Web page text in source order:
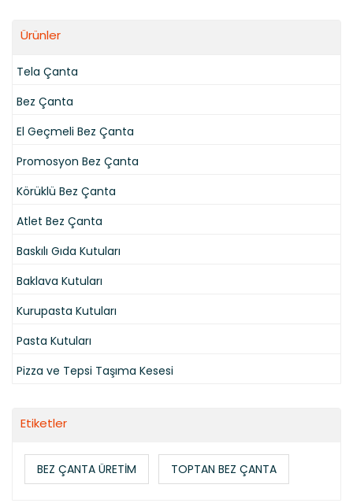
Ürünler
Tela Çanta
Bez Çanta
El Geçmeli Bez Çanta
Promosyon Bez Çanta
Körüklü Bez Çanta
Atlet Bez Çanta
Baskılı Gıda Kutuları
Baklava Kutuları
Kurupasta Kutuları
Pasta Kutuları
Pizza ve Tepsi Taşıma Kesesi
Etiketler
BEZ ÇANTA ÜRETİM TOPTAN BEZ ÇANTA